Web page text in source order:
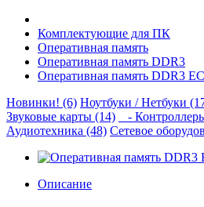
Комплектующие для ПК
Оперативная память
Оперативная память DDR3
Оперативная память DDR3
Новинки! (6) Ноутбуки / Нетбуки
Звуковые карты (14)
-
Аудиотехника (48) Сетевое
Описание